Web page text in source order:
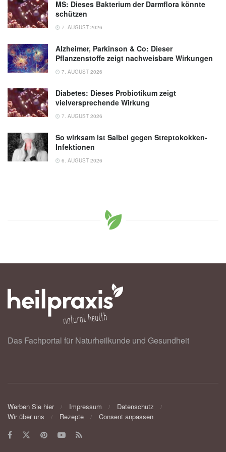
MS: Dieses Bakterium der Darmflora könnte
schützen
7. AUGUST 2026
Alzheimer, Parkinson & Co: Dieser
Pflanzenstoffe zeigt nachweisbare Wirkungen
7. AUGUST 2026
Diabetes: Dieses Probiotikum zeigt
vielversprechende Wirkung
7. AUGUST 2026
So wirksam ist Salbei gegen Streptokokken-
Infektionen
6. AUGUST 2026
Das Fachportal für Naturheilkunde und Gesundheit
Werben Sie hier Impressum
Datenschutz
Wir über uns
Rezepte Consent anpassen